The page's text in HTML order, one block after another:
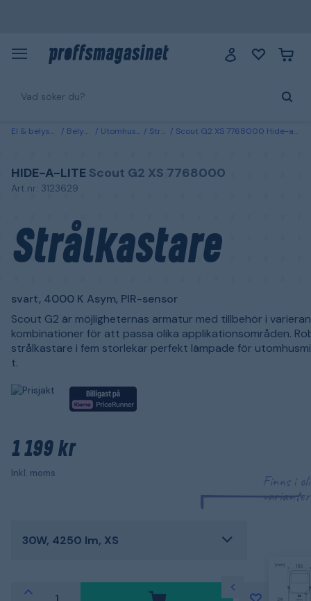
El & belysning Belysning Utomhusbelysning Strålkastare Scout G2 XS 7768000 Hide-a-Lite Strålkastare svart, 4000 K Asym, PIR-sensor 30W, 4250 lm, XS
HIDE-A-LITE Scout G2 XS 7768000
Art.nr: 3123629
Strålkastare
svart, 4000 K Asym, PIR-sensor
Scout G2 är möjligheternas armatur med tillbehör i
kombinationer för att passa olika applikationsområden.
strålkastare i fem storlekar perfekt lämpade för
t.
1 199 kr
Inkl. moms
Finns i
varianter
30W, 4250 lm, XS